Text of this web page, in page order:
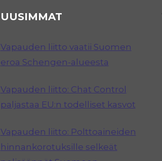
UUSIMMAT
Vapauden liitto vaatii Suomen
eroa Schengen-alueesta
Vapauden liitto: Chat Control
paljastaa EU:n todelliset kasvot
Vapauden liitto: Polttoaineiden
hinnankorotuksille selkeät